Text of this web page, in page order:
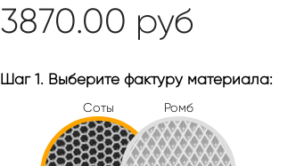
3870.00 руб
Шаг 1. Выберите фактуру материала:
Соты Ромб